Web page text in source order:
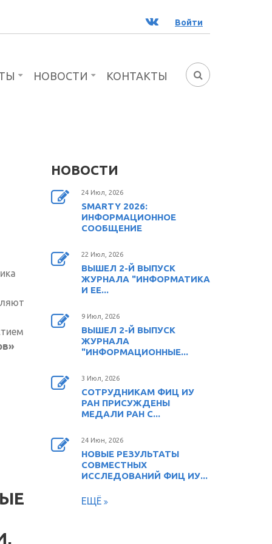
ВК Войти
ФОРМА
НОВОСТИ КОНТАКТЫ
НОВОСТИ
24 Июл, 2026
SMARTY 2026:
ИНФОРМАЦИОННОЕ
СООБЩЕНИЕ
22 Июл, 2026
ВЫШЕЛ 2-Й ВЫПУСК
ЖУРНАЛА "ИНФОРМАТИКА
И ЕЕ...
9 Июл, 2026
ВЫШЕЛ 2-Й ВЫПУСК
ЖУРНАЛА
"ИНФОРМАЦИОННЫЕ...
3 Июл, 2026
СОТРУДНИКАМ ФИЦ ИУ
РАН ПРИСУЖДЕНЫ
МЕДАЛИ РАН С...
24 Июн, 2026
НОВЫЕ РЕЗУЛЬТАТЫ
СОВМЕСТНЫХ
ИССЛЕДОВАНИЙ ФИЦ ИУ...
ЕЩЁ